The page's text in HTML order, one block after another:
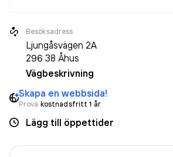
Besöksadress
Ljungåsvägen 2A
296 38 Åhus
Vägbeskrivning
Skapa en webbsida!
Prova kostnadsfritt 1 år
Lägg till öppettider